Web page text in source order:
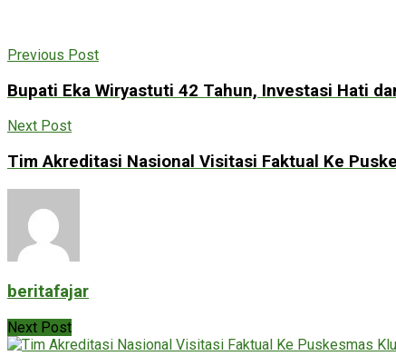
Previous Post
Bupati Eka Wiryastuti 42 Tahun, Investasi Hati
Next Post
Tim Akreditasi Nasional Visitasi Faktual Ke
beritafajar
Next Post